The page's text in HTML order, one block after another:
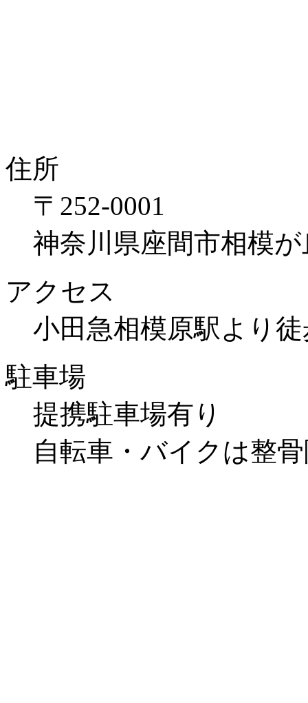
住所
〒252-0001
神奈川県座間市相模が
アクセス
小田急相模原駅より
駐車場
提携駐車場有り
自転車・バイクは整